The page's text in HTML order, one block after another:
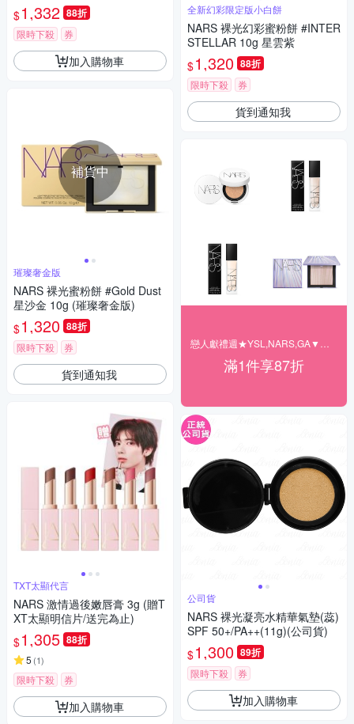
$1,332 88折
限時下殺 券
加入購物車
補貨中
璀璨奢金版
NARS 裸光蜜粉餅 #Gold Dust
星沙金 10g (璀璨奢金版)
$1,320 88折
限時下殺 券
貨到通知我
TXT太顯代言
NARS 激情過後嫩唇膏 3g (贈T
XT太顯明信片/送完為止)
$1,305 88折
5 (1)
限時下殺 券
加入購物車
全新幻彩限定版小白餅
NARS 裸光幻彩蜜粉餅 #INTER
STELLAR 10g 星雲紫
$1,320 88折
限時下殺 券
貨到通知我
滿1件享87折
公司貨
NARS 裸光凝亮水精華氣墊(蕊)
SPF 50+/PA++(11g)(公司貨)
$1,300 89折
限時下殺 券
加入購物車